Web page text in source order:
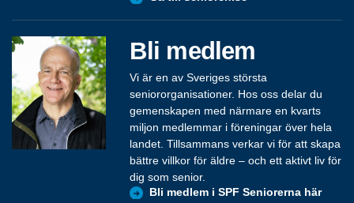
Bli medlem
Vi är en av Sveriges största
seniororganisationer. Hos oss delar du
gemenskapen med närmare en kvarts
miljon medlemmar i föreningar över hela
landet. Tillsammans verkar vi för att skapa
bättre villkor för äldre – och ett aktivt liv för
dig som senior.
Bli medlem i SPF Seniorerna här